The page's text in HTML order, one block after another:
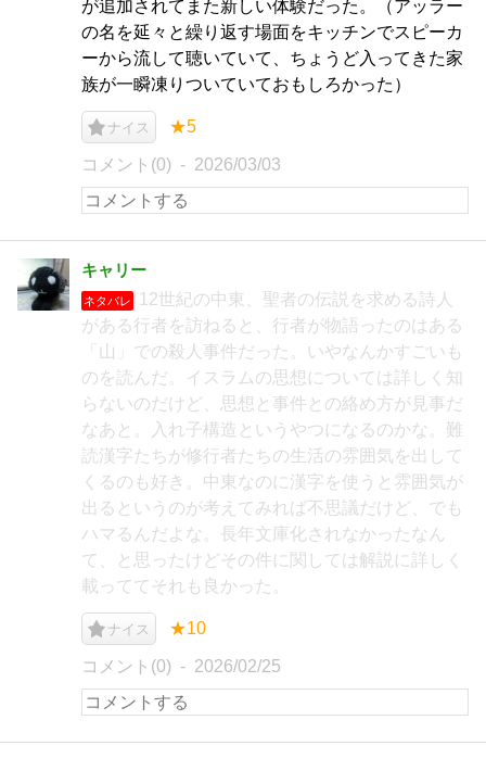
が追加されてまた新しい体験だった。（アッラー
の名を延々と繰り返す場面をキッチンでスピーカ
ーから流して聴いていて、ちょうど入ってきた家
族が一瞬凍りついていておもしろかった）
ナイス ★5
コメント(0) 2026/03/03
キャリー
ネタバレ
12世紀の中東、聖者の伝説を求める詩人
がある行者を訪ねると、行者が物語ったのはある
「山」での殺人事件だった。いやなんかすごいも
のを読んだ。イスラムの思想については詳しく知
らないのだけど、思想と事件との絡め方が見事だ
なあと。入れ子構造というやつになるのかな。難
読漢字たちが修行者たちの生活の雰囲気を出して
くるのも好き。中東なのに漢字を使うと雰囲気が
出るというのが考えてみれば不思議だけど、でも
ハマるんだよな。長年文庫化されなかったなん
て、と思ったけどその件に関しては解説に詳しく
載っててそれも良かった。
ナイス ★10
コメント(0) 2026/02/25